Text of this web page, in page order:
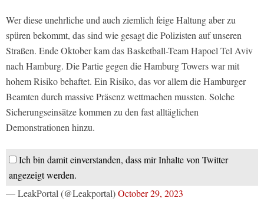
Wer diese unehrliche und auch ziemlich feige Haltung aber zu
spüren bekommt, das sind wie gesagt die Polizisten auf unseren
Straßen. Ende Oktober kam das Basketball-Team Hapoel Tel Aviv
nach Hamburg. Die Partie gegen die Hamburg Towers war mit
hohem Risiko behaftet. Ein Risiko, das vor allem die Hamburger
Beamten durch massive Präsenz wettmachen mussten. Solche
Sicherungseinsätze kommen zu den fast alltäglichen
Demonstrationen hinzu.
Ich bin damit einverstanden, dass mir Inhalte von Twitter
angezeigt werden.
— LeakPortal (@Leakportal)October 29, 2023